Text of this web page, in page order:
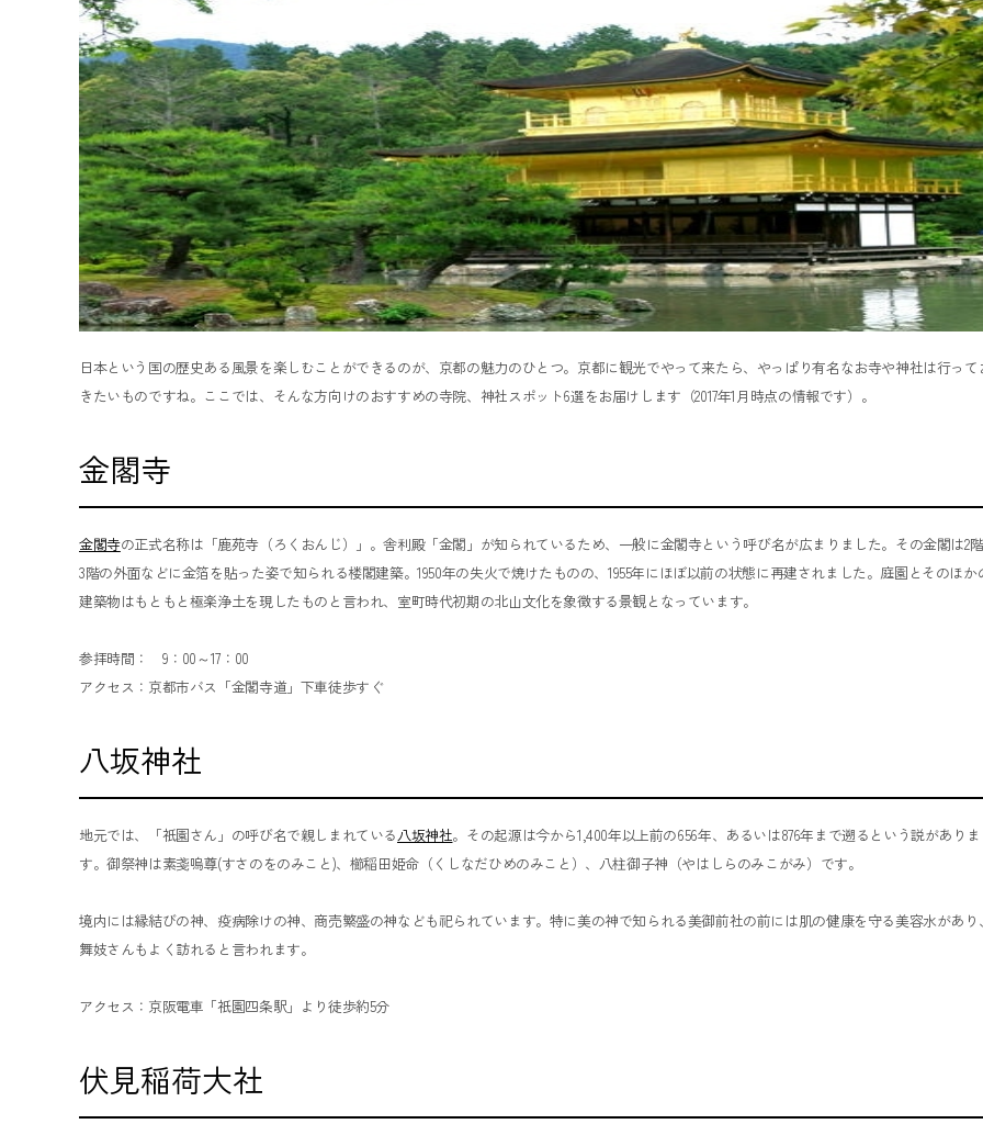
日本という国の歴史ある風景を楽しむことができるのが、京都の魅力のひとつ。京都に観光でやって来たら、やっぱり有名なお寺や神社は行って
きたいものですね。ここでは、そんな方向けのおすすめの寺院、神社スポット6選をお届けします（2017年1月時点の情報です）。
金閣寺
金閣寺の正式名称は「鹿苑寺（ろくおんじ）」。舎利殿「金閣」が知られているため、一般に金閣寺という呼び名が広まりました。その金閣は2階
3階の外面などに金箔を貼った姿で知られる楼閣建築。1950年の失火で焼けたものの、1955年にほぼ以前の状態に再建されました。庭園とそのほか
建築物はもともと極楽浄土を現したものと言われ、室町時代初期の北山文化を象徴する景観となっています。
参拝時間： 9：00～17：00
アクセス：京都市バス「金閣寺道」下車徒歩すぐ
八坂神社
地元では、「祇園さん」の呼び名で親しまれている八坂神社。その起源は今から1,400年以上前の656年、あるいは876年まで遡るという説がありま
す。御祭神は素戔嗚尊(すさのをのみこと)、櫛稲田姫命（くしなだひめのみこと）、八柱御子神（やはしらのみこがみ）です。
境内には縁結びの神、疫病除けの神、商売繁盛の神なども祀られています。特に美の神で知られる美御前社の前には肌の健康を守る美容水があり、
舞妓さんもよく訪れると言われます。
アクセス：京阪電車「祇園四条駅」より徒歩約5分
伏見稲荷大社